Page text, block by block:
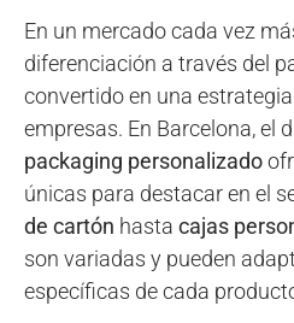
En un mercado cada vez
diferenciación a través del
convertido en una
empresas. En Barcelona, el
packaging personalizado
únicas para destacar en el
de cartón hasta cajas
son variadas y pueden
específicas de cada